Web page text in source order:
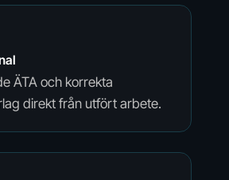
ÄTA och korrekta
direkt från utfört arbete.